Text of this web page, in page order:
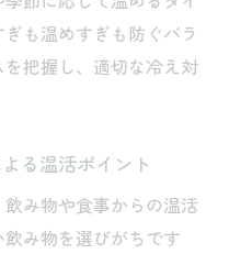
も温めすぎも防ぐバラ
把握し、適切な冷え対
る温活ポイント
み物や食事からの温活
み物を選びがちです